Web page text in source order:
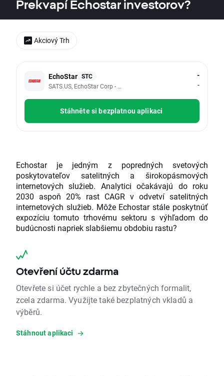
Prekvapí Echostar investorov?
EchoStar STC
SATS.US, EchoStar Corp - Class A
-
-
Stáhněte si bezplatnou aplikaci
Echostar je jedným z popredných svetových
poskytovateľov satelitných a širokopásmových
internetových služieb. Analytici očakávajú do roku
2030 aspoň 20% rast CAGR v odvetví satelitných
internetových služieb. Môže Echostar stále poskytnúť
expozíciu tomuto trhovému sektoru s výhľadom do
budúcnosti napriek slabšiemu obdobiu rastu?
Otevření účtu zdarma
Otevřete si účet rychle a bez zbytečných formalit,
zcela zdarma. Využijte také bezplatných vkladů a
výběrů.
Stáhnout aplikaci
Akciový Trh